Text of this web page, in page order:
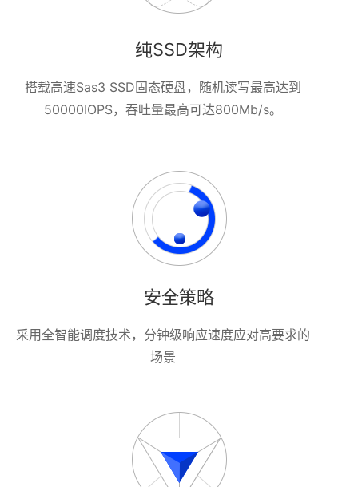
纯SSD架构
搭载高速Sas3 SSD固态硬盘，随机读写最高达到
50000IOPS，吞吐量最高可达800Mb/s。
安全策略
采用全智能调度技术，分钟级响应速度应对高要求的
场景